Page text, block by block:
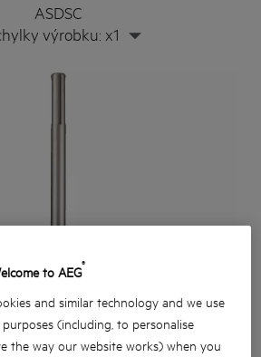
ASDSC
výrobku: x1
to AEG®
and similar technology and we use
(including, to personalise
the way our website works) when you